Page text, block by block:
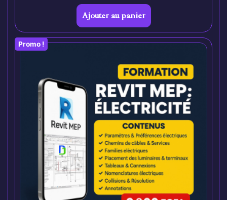
Ajouter au panier
Promo !